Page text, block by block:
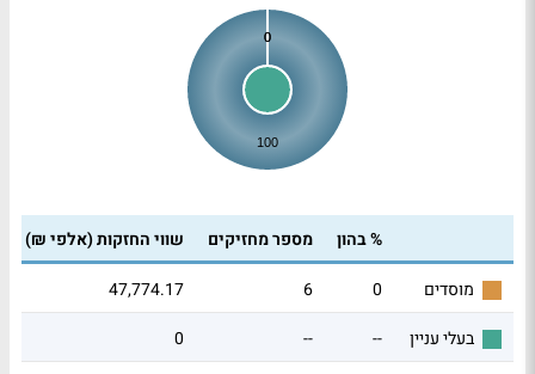
0
0
100
% בהון מספר מחזיקים שווי החזקות (אלפי ₪)
מוסדים 0
6
47,774.17
בעלי עניין
--
--
0